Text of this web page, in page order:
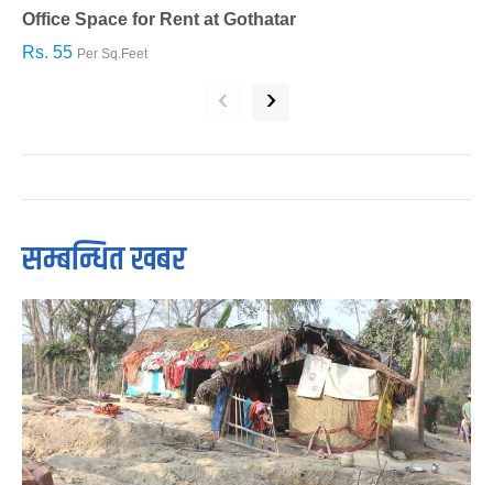
Office Space for Rent at Gothatar
Rs. 55 Per Sq.Feet
‹ ›
सम्बन्धित खबर